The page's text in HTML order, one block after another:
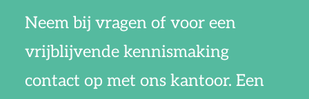
Neem bij vragen of voor een
vrijblijvende kennismaking
contact op met ons kantoor. Een